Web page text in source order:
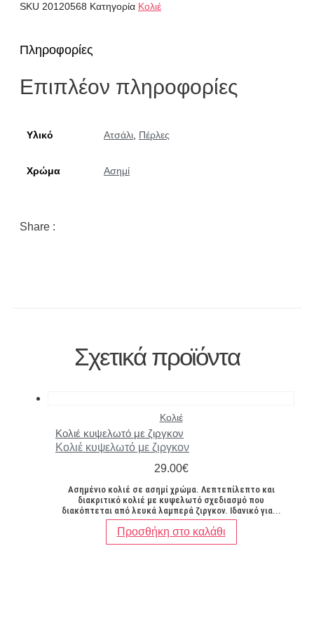
SKU 20120568 Κατηγορία Κολιέ
Πληροφορίες
Επιπλέον πληροφορίες
Υλικό Ατσάλι Πέρλες
Χρώμα Ασημί
Share :
Σχετικά προϊόντα
Κολιέ
Κολιέ κυψελωτό με ζιργκον
Κολιέ κυψελωτό με ζιργκον
29.00€
Ασημένιο κολιέ σε ασημί χρώμα. Λεπτεπίλεπτο και
διακριτικό κολιέ με κυψελωτό σχεδιασμό που
διακόπτεται από λευκά λαμπερά ζιργκον. Ιδανικό για...
Προσθήκη στο καλάθι